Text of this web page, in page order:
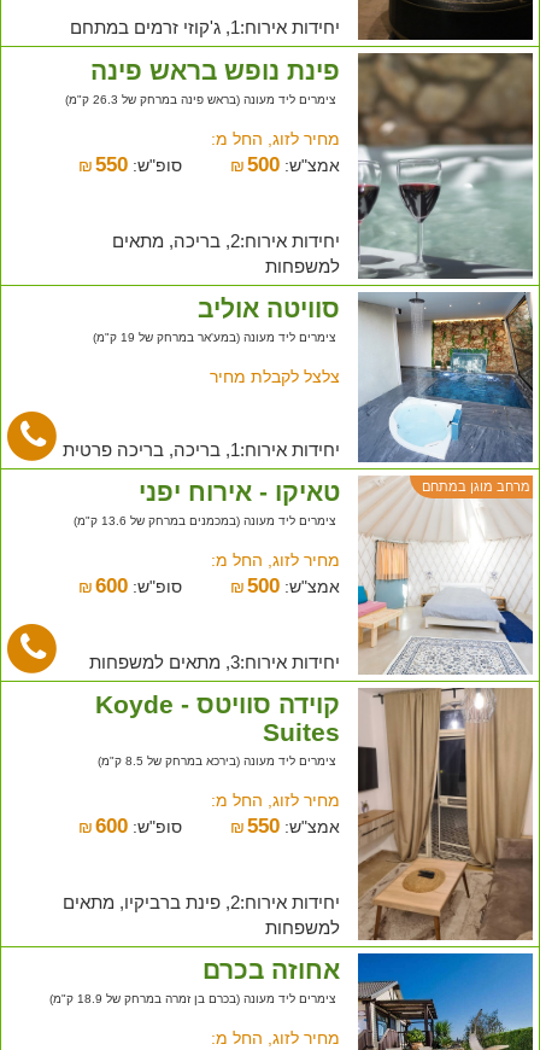
יחידות אירוח:1, ג'קוזי זרמים במתחם
פינת נופש בראש פינה
צימרים ליד מעונה (בראש פינה במרחק של 26.3 ק"מ)
מחיר לזוג, החל מ:
אמצ"ש:
₪500 סופ"ש: ₪ 550
יחידות אירוח:2, בריכה, מתאים
למשפחות
סוויטה אוליב
צימרים ליד מעונה (במע'אר במרחק של 19 ק"מ)
צלצל לקבלת מחיר
יחידות אירוח:1, בריכה, בריכה פרטית
מרחב מוגן במתחם טאיקו - אירוח יפני
צימרים ליד מעונה (במכמנים במרחק של 13.6 ק"מ)
מחיר לזוג, החל מ:
אמצ"ש:
₪500 סופ"ש: ₪ 600
יחידות אירוח:3, מתאים למשפחות
קוידה סוויטס - Koyde
Suites
צימרים ליד מעונה (בירכא במרחק של 8.5 ק"מ)
מחיר לזוג, החל מ:
אמצ"ש:
₪550 סופ"ש: ₪ 600
יחידות אירוח:2, פינת ברביקיו, מתאים
למשפחות
אחוזה בכרם
צימרים ליד מעונה (בכרם בן זמרה במרחק של 18.9 ק"מ)
מחיר לזוג, החל מ: